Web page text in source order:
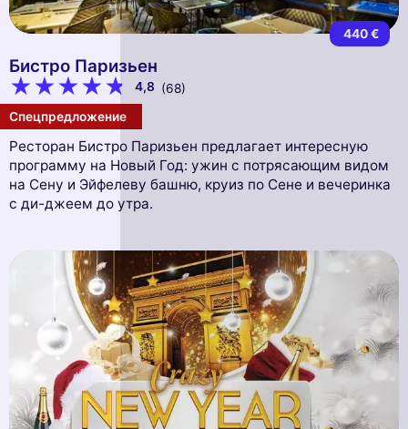
440 €
Бистро Паризьен
4,8 (68)
Спецпредложение
Ресторан Бистро Паризьен предлагает интересную
программу на Новый Год: ужин с потрясающим видом
на Сену и Эйфелеву башню, круиз по Сене и вечеринка
с ди-джеем до утра.